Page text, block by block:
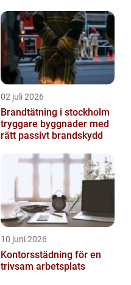
02 juli 2026
Brandtätning i stockholm
tryggare byggnader med
rätt passivt brandskydd
10 juni 2026
Kontorsstädning för en
trivsam arbetsplats